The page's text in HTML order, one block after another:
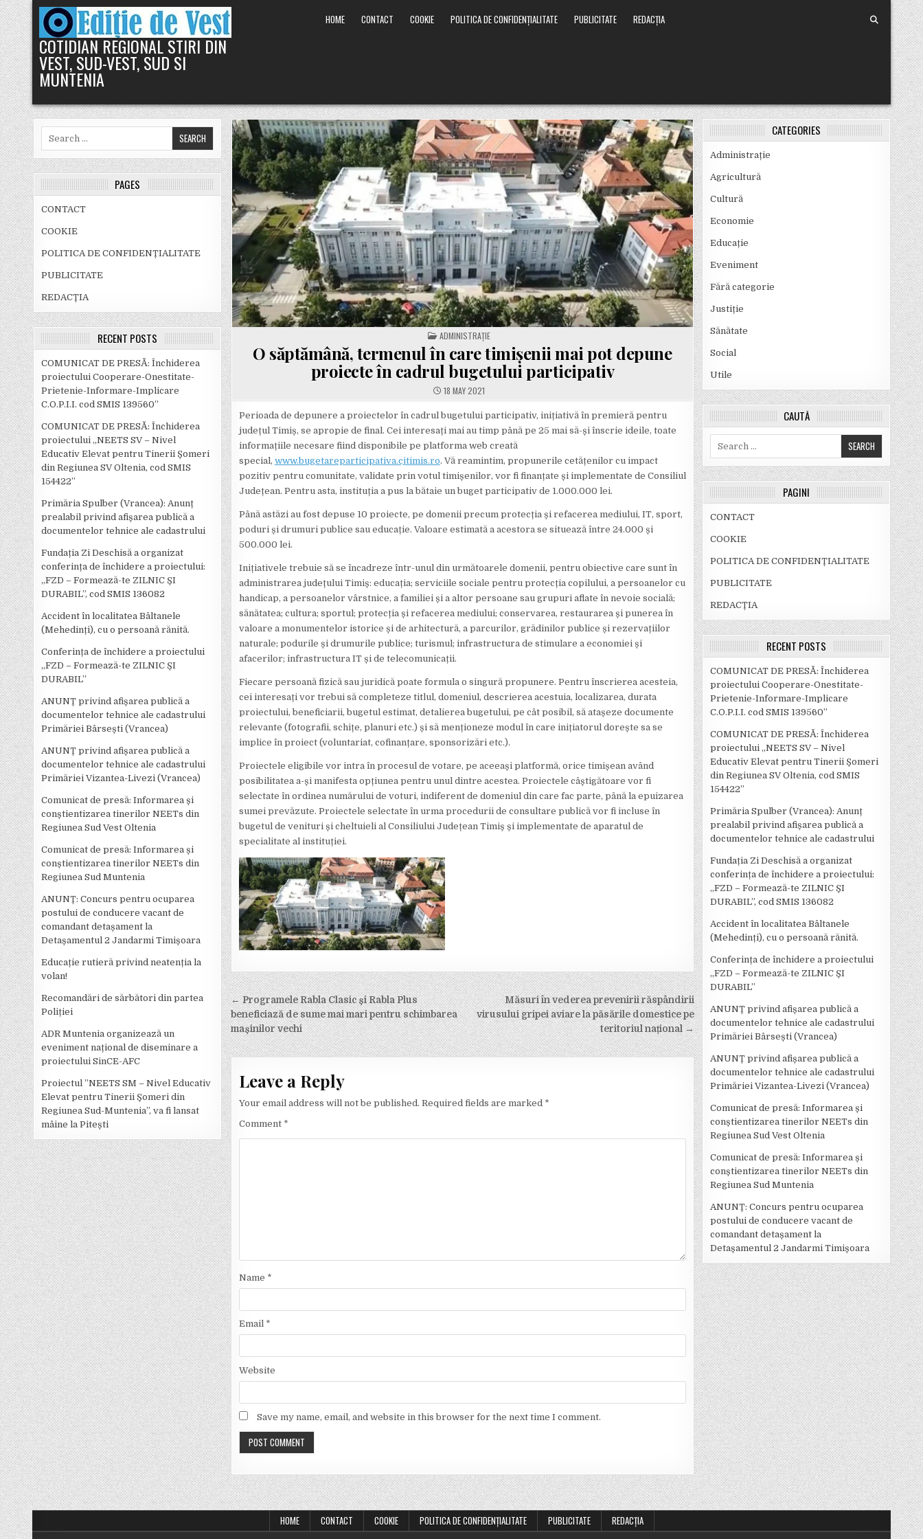
Skip
to
content
COTIDIAN REGIONAL STIRI DIN
VEST, SUD-VEST, SUD SI
MUNTENIA
HOME CONTACT COOKIE POLITICA DE CONFIDENȚIALITATE PUBLICITATE REDACȚIA
PAGES
CONTACT
COOKIE
POLITICA DE CONFIDENȚIALITATE
PUBLICITATE
REDACȚIA
RECENT POSTS
COMUNICAT DE PRESĂ: Închiderea
proiectului Cooperare-Onestitate-
Prietenie-Informare-Implicare
C.O.P.I.I. cod SMIS 139560”
COMUNICAT DE PRESĂ: Închiderea
proiectului „NEETS SV – Nivel
Educativ Elevat pentru Tinerii Șomeri
din Regiunea SV Oltenia, cod SMIS
154422”
Primăria Spulber (Vrancea): Anunț
prealabil privind afișarea publică a
documentelor tehnice ale cadastrului
Fundația Zi Deschisă a organizat
conferința de închidere a proiectului:
,,FZD – Formează-te ZILNIC ȘI
DURABIL’’, cod SMIS 136082
Accident în localitatea Bâltanele
(Mehedinți), cu o persoană rănită.
Conferința de închidere a proiectului
,,FZD – Formează-te ZILNIC ȘI
DURABIL’’
ANUNȚ privind afișarea publică a
documentelor tehnice ale cadastrului
Primăriei Bârsești (Vrancea)
ANUNȚ privind afișarea publică a
documentelor tehnice ale cadastrului
Primăriei Vizantea-Livezi (Vrancea)
Comunicat de presă: Informarea și
conștientizarea tinerilor NEETs din
Regiunea Sud Vest Oltenia
Comunicat de presă: Informarea și
conștientizarea tinerilor NEETs din
Regiunea Sud Muntenia
ANUNȚ: Concurs pentru ocuparea
postului de conducere vacant de
comandant detașament la
Detașamentul 2 Jandarmi Timișoara
Educație rutieră privind neatenția la
volan!
Recomandări de sărbători din partea
Poliției
ADR Muntenia organizează un
eveniment național de diseminare a
proiectului SinCE-AFC
Proiectul ”NEETS SM – Nivel Educativ
Elevat pentru Tinerii Șomeri din
Regiunea Sud-Muntenia”, va fi lansat
mâine la Pitești
POSTED
IN
ADMINISTRAȚIE
O săptămână, termenul în care timișenii mai pot depune
proiecte în cadrul bugetului participativ
18 MAY 2021
Perioada de depunere a proiectelor în cadrul bugetului participativ, inițiativă în premieră pentru
județul Timiș, se apropie de final. Cei interesați mai au timp până pe 25 mai să-și înscrie ideile, toate
informațiile necesare fiind disponibile pe platforma web creată
special, www.bugetareparticipativa.cjtimis.ro. Vă reamintim, propunerile cetățenilor cu impact
pozitiv pentru comunitate, validate prin votul timișenilor, vor fi finanțate și implementate de Consiliul
Județean. Pentru asta, instituția a pus la bătaie un buget participativ de 1.000.000 lei.
Până astăzi au fost depuse 10 proiecte, pe domenii precum protecția și refacerea mediului, IT, sport,
poduri și drumuri publice sau educație. Valoare estimată a acestora se situează între 24.000 și
500.000 lei.
Inițiativele trebuie să se încadreze într-unul din următoarele domenii, pentru obiective care sunt în
administrarea județului Timiș: educația; serviciile sociale pentru protecția copilului, a persoanelor cu
handicap, a persoanelor vârstnice, a familiei și a altor persoane sau grupuri aflate în nevoie socială;
sănătatea; cultura; sportul; protecția și refacerea mediului; conservarea, restaurarea și punerea în
valoare a monumentelor istorice și de arhitectură, a parcurilor, grădinilor publice și rezervațiilor
naturale; podurile și drumurile publice; turismul; infrastructura de stimulare a economiei și
afacerilor; infrastructura IT și de telecomunicații.
Fiecare persoană fizică sau juridică poate formula o singură propunere. Pentru înscrierea acesteia,
cei interesați vor trebui să completeze titlul, domeniul, descrierea acestuia, localizarea, durata
proiectului, beneficiarii, bugetul estimat, detalierea bugetului, pe cât posibil, să atașeze documente
relevante (fotografii, schițe, planuri etc.) și să menționeze modul în care inițiatorul dorește sa se
implice în proiect (voluntariat, cofinanțare, sponsorizări etc.).
Proiectele eligibile vor intra în procesul de votare, pe aceeași platformă, orice timișean având
posibilitatea a-și manifesta opțiunea pentru unul dintre acestea. Proiectele câștigătoare vor fi
selectate în ordinea numărului de voturi, indiferent de domeniul din care fac parte, până la epuizarea
sumei prevăzute. Proiectele selectate în urma procedurii de consultare publică vor fi incluse în
bugetul de venituri și cheltuieli al Consiliului Județean Timiș și implementate de aparatul de
specialitate al instituției.
Post
navigation
Măsuri în vederea prevenirii răspândirii
virusului gripei aviare la păsările domestice pe
teritoriul național →
← Programele Rabla Clasic și Rabla Plus
beneficiază de sume mai mari pentru schimbarea
mașinilor vechi
Leave a Reply
Your email address will not be published. Required fields are marked *
Comment *
Name *
Email *
Website
Save my name, email, and website in this browser for the next time I comment.
CATEGORIES
Administrație
Agricultură
Cultură
Economie
Educație
Eveniment
Fără categorie
Justiție
Sănătate
Social
Utile
CAUTĂ
PAGINI
CONTACT
COOKIE
POLITICA DE CONFIDENȚIALITATE
PUBLICITATE
REDACȚIA
RECENT POSTS
COMUNICAT DE PRESĂ: Închiderea
proiectului Cooperare-Onestitate-
Prietenie-Informare-Implicare
C.O.P.I.I. cod SMIS 139560”
COMUNICAT DE PRESĂ: Închiderea
proiectului „NEETS SV – Nivel
Educativ Elevat pentru Tinerii Șomeri
din Regiunea SV Oltenia, cod SMIS
154422”
Primăria Spulber (Vrancea): Anunț
prealabil privind afișarea publică a
documentelor tehnice ale cadastrului
Fundația Zi Deschisă a organizat
conferința de închidere a proiectului:
,,FZD – Formează-te ZILNIC ȘI
DURABIL’’, cod SMIS 136082
Accident în localitatea Bâltanele
(Mehedinți), cu o persoană rănită.
Conferința de închidere a proiectului
,,FZD – Formează-te ZILNIC ȘI
DURABIL’’
ANUNȚ privind afișarea publică a
documentelor tehnice ale cadastrului
Primăriei Bârsești (Vrancea)
ANUNȚ privind afișarea publică a
documentelor tehnice ale cadastrului
Primăriei Vizantea-Livezi (Vrancea)
Comunicat de presă: Informarea și
conștientizarea tinerilor NEETs din
Regiunea Sud Vest Oltenia
Comunicat de presă: Informarea și
conștientizarea tinerilor NEETs din
Regiunea Sud Muntenia
ANUNȚ: Concurs pentru ocuparea
postului de conducere vacant de
comandant detașament la
Detașamentul 2 Jandarmi Timișoara
HOME CONTACT COOKIE POLITICA DE CONFIDENȚIALITATE PUBLICITATE REDACȚIA